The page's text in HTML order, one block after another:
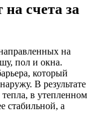
счета за
на
пол и окна.
который
В результате
в утепленном
стабильной, а